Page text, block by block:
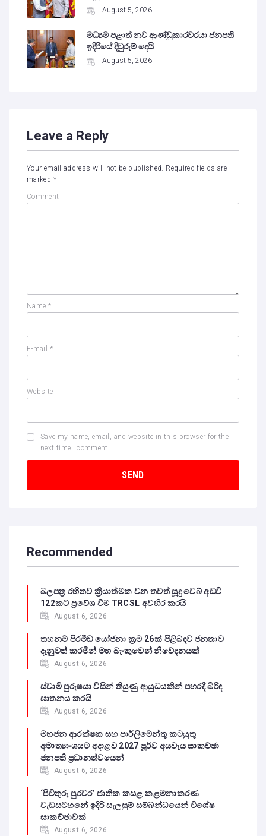
August 5, 2026
මධ්‍යම පළාත් නව ආණ්ඩුකාරවරයා ජනපති
ඉදිරියේ දිවුරුම් දෙයි
August 5, 2026
Leave a Reply
Your email address will not be published. Required fields are
marked *
Comment
Name *
E-mail *
Website
Save my name, email, and website in this browser for the
next time I comment.
Recommended
බලපත්‍ර රහිතව ක්‍රියාත්මක වන තවත් සූදු වෙබ් අඩවි
122කට ප්‍රවේශ වීම TRCSL අවහිර කරයි
August 6, 2026
තහනම් පිරමීඩ යෝජනා ක්‍රම 26ක් පිළිබඳව ජනතාව
දැනුවත් කරමින් මහ බැංකුවෙන් නිවේදනයක්
August 6, 2026
ස්වාමි පුරුෂයා විසින් තියුණු ආයුධයකින් පහරදී බිරිඳ
ඝාතනය කරයි
August 6, 2026
මහජන ආරක්ෂක සහ පාර්ලිමේන්තු කටයුතු
අමාත්‍යාංශයට අදාළව 2027 පූර්ව අයවැය සාකච්ඡා
ජනපති ප්‍රධානත්වයෙන්
August 6, 2026
‘පිවිතුරු පුරවර’ ජාතික කසළ කළමනාකරණ
වැඩසටහනේ ඉදිරි සැලසුම් සම්බන්ධයෙන් විශේෂ
සාකච්ඡාවක්
August 6, 2026